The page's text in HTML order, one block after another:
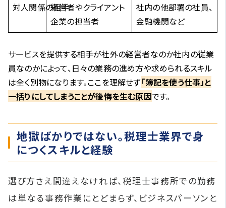
対人関係の相手経営者やクライアント
企業の担当者
社内の他部署の社員、
金融機関など
サービスを提供する相手が社外の経営者なのか社内の従業
員なのかによって、日々の業務の進め方や求められるスキル
は全く別物になります。ここを理解せず「簿記を使う仕事」と
一括りにしてしまうことが後悔を生む原因です。
地獄ばかりではない。税理士業界で身
につくスキルと経験
選び方さえ間違えなければ、税理士事務所での勤務
は単なる事務作業にとどまらず、ビジネスパーソンと